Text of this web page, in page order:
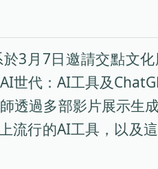
3月7日邀請交點文
世代：AI工具及
透過多部影片展示生
流行的AI工具，以及